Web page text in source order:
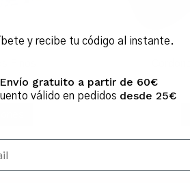
y recibe tu código al instante.
Envío gratuito a partir de 60€
válido en pedidos desde 25€